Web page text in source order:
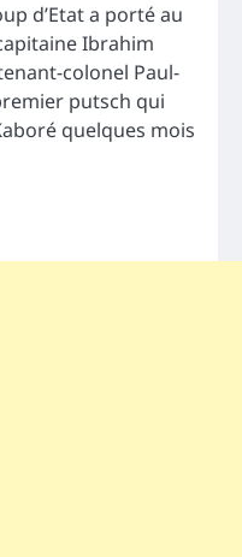
d’Etat a porté au
Ibrahim
colonel Paul-
putsch qui
quelques mois